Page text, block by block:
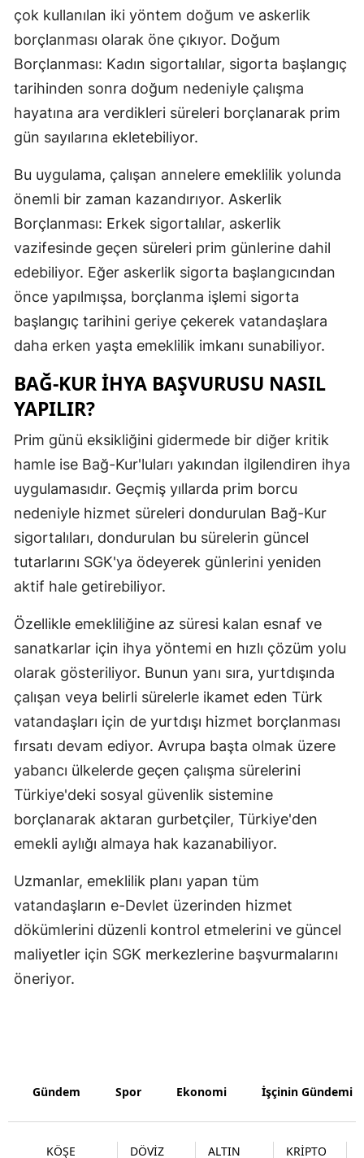
Konya
Kütahya
Malatya
Manisa
Muş
Niğde
Ordu
Rize
Samsun
Sinop
Sivas
Tokat
Trabzon
Tunceli
Şanlıurfa
Uşak
Yozgat
Bayburt
Karaman
Bartın
Ardahan
çok kullanılan iki yöntem doğum ve askerlik
borçlanması olarak öne çıkıyor. Doğum
Borçlanması: Kadın sigortalılar, sigorta başlangıç
tarihinden sonra doğum nedeniyle çalışma
hayatına ara verdikleri süreleri borçlanarak prim
gün sayılarına ekletebiliyor.
Bu uygulama, çalışan annelere emeklilik yolunda
önemli bir zaman kazandırıyor. Askerlik
Borçlanması: Erkek sigortalılar, askerlik
vazifesinde geçen süreleri prim günlerine dahil
edebiliyor. Eğer askerlik sigorta başlangıcından
önce yapılmışsa, borçlanma işlemi sigorta
başlangıç tarihini geriye çekerek vatandaşlara
daha erken yaşta emeklilik imkanı sunabiliyor.
BAĞ-KUR İHYA BAŞVURUSU NASIL
YAPILIR?
Prim günü eksikliğini gidermede bir diğer kritik
hamle ise Bağ-Kur'luları yakından ilgilendiren ihya
uygulamasıdır. Geçmiş yıllarda prim borcu
nedeniyle hizmet süreleri dondurulan Bağ-Kur
sigortalıları, dondurulan bu sürelerin güncel
tutarlarını SGK'ya ödeyerek günlerini yeniden
aktif hale getirebiliyor.
Özellikle emekliliğine az süresi kalan esnaf ve
sanatkarlar için ihya yöntemi en hızlı çözüm yolu
olarak gösteriliyor. Bunun yanı sıra, yurtdışında
çalışan veya belirli sürelerle ikamet eden Türk
vatandaşları için de yurtdışı hizmet borçlanması
fırsatı devam ediyor. Avrupa başta olmak üzere
yabancı ülkelerde geçen çalışma sürelerini
Türkiye'deki sosyal güvenlik sistemine
borçlanarak aktaran gurbetçiler, Türkiye'den
emekli aylığı almaya hak kazanabiliyor.
Uzmanlar, emeklilik planı yapan tüm
vatandaşların e-Devlet üzerinden hizmet
dökümlerini düzenli kontrol etmelerini ve güncel
maliyetler için SGK merkezlerine başvurmalarını
öneriyor.
Gündem Spor Ekonomi İşçinin Gündemi
KÖŞE DÖVİZ ALTIN KRİPTO